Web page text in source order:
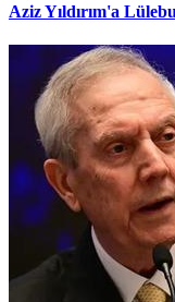
Aziz Yıldırım'a